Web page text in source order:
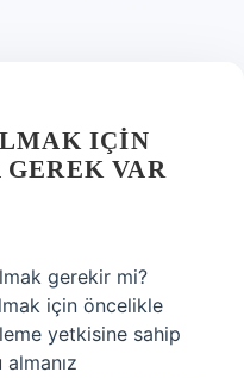
IÇIN
VAR
gerekir mi?
için öncelikle
yetkisine sahip